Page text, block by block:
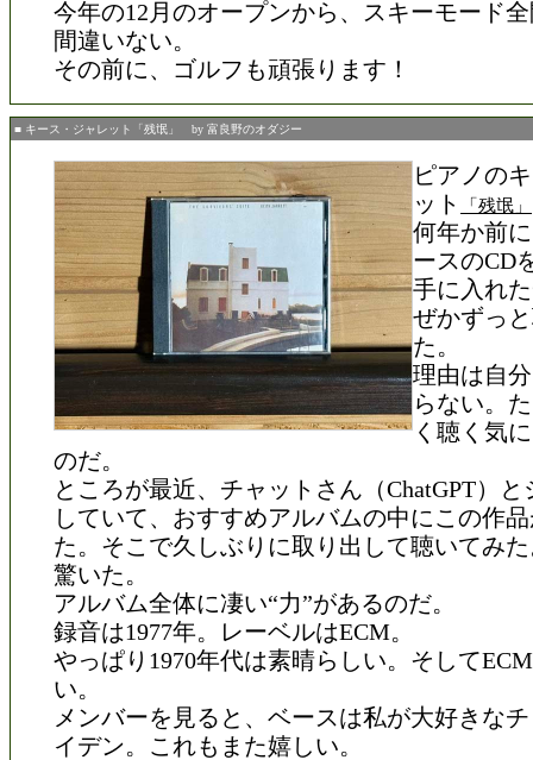
今年の12月のオープンから、スキーモード
間違いない。
その前に、ゴルフも頑張ります！
■ キース・ジャレット「残氓」 by 富良野のオダジー
ピアノの
ット
「残氓」
何年か前
ースのCD
手に入れ
ぜかずっ
た。
理由は自
らない。
く聴く気
のだ。
ところが最近、チャットさん（ChatGPT）
していて、おすすめアルバムの中にこの作
た。そこで久しぶりに取り出して聴いてみ
驚いた。
アルバム全体に凄い“力”があるのだ。
録音は1977年。レーベルはECM。
やっぱり1970年代は素晴らしい。そして
い。
メンバーを見ると、ベースは私が大好きな
イデン。これもまた嬉しい。